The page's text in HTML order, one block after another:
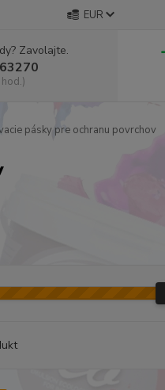
EUR
Zavolajte.
pásky pre ochranu povrchov